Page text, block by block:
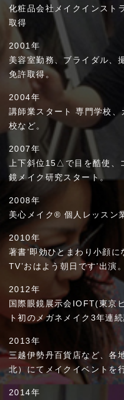
化粧品会社メイクインスト
取得
2001年
美容室勤務、ブライダル、
免許取得。
2004年
講師業スタート 専門学校
校など。
2007年
上下斜位15△で目を酷使、
鏡メイク研究スタート。
2008年
美心メイク® 個人レッスン
2010年
著書’即効ひとまわり小顔に
TV’おはよう朝日です’出演。
2012年
国際眼鏡展示会IOFT(東京
ト初のメガネメイク3年連続
2013年
三越伊勢丹百貨店など、各
北）にてメイクイベントを
2014年